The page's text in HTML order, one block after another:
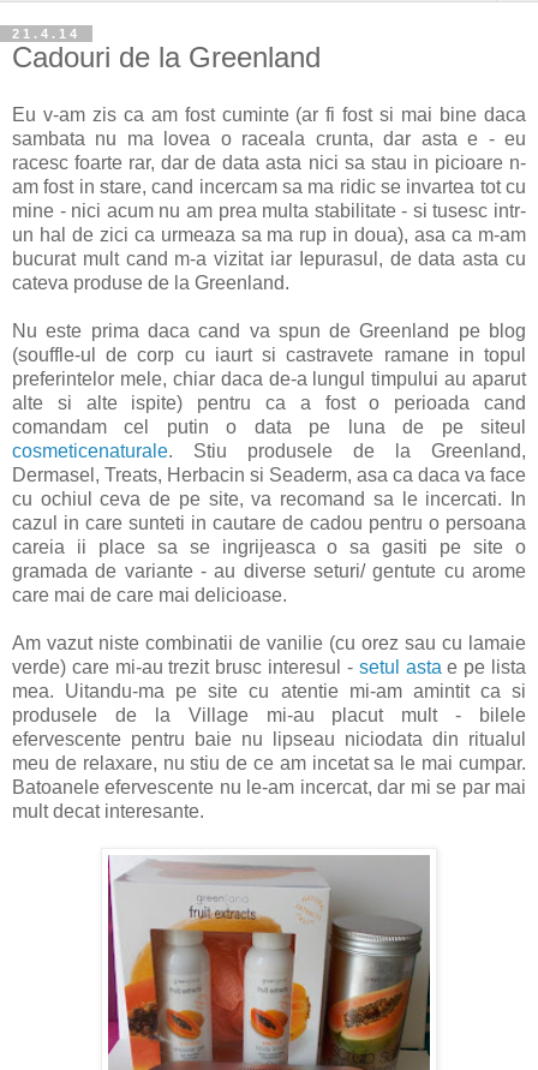
21.4.14
Cadouri de la Greenland
Eu v-am zis ca am fost cuminte (ar fi fost si mai bine daca
sambata nu ma lovea o raceala crunta, dar asta e - eu
racesc foarte rar, dar de data asta nici sa stau in picioare n-
am fost in stare, cand incercam sa ma ridic se invartea tot cu
mine - nici acum nu am prea multa stabilitate - si tusesc intr-
un hal de zici ca urmeaza sa ma rup in doua), asa ca m-am
bucurat mult cand m-a vizitat iar Iepurasul, de data asta cu
cateva produse de la Greenland.
Nu este prima daca cand va spun de Greenland pe blog
(souffle-ul de corp cu iaurt si castravete ramane in topul
preferintelor mele, chiar daca de-a lungul timpului au aparut
alte si alte ispite) pentru ca a fost o perioada cand
comandam cel putin o data pe luna de pe siteul
cosmeticenaturale. Stiu produsele de la Greenland,
Dermasel, Treats, Herbacin si Seaderm, asa ca daca va face
cu ochiul ceva de pe site, va recomand sa le incercati. In
cazul in care sunteti in cautare de cadou pentru o persoana
careia ii place sa se ingrijeasca o sa gasiti pe site o
gramada de variante - au diverse seturi/ gentute cu arome
care mai de care mai delicioase.
Am vazut niste combinatii de vanilie (cu orez sau cu lamaie
verde) care mi-au trezit brusc interesul - setul asta e pe lista
mea. Uitandu-ma pe site cu atentie mi-am amintit ca si
produsele de la Village mi-au placut mult - bilele
efervescente pentru baie nu lipseau niciodata din ritualul
meu de relaxare, nu stiu de ce am incetat sa le mai cumpar.
Batoanele efervescente nu le-am incercat, dar mi se par mai
mult decat interesante.